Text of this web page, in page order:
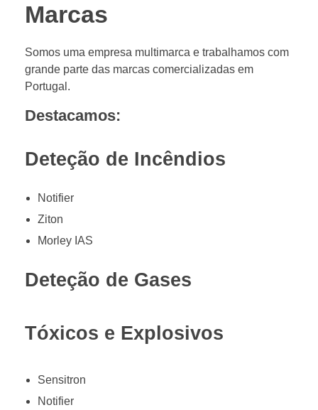
Marcas
Somos uma empresa multimarca e trabalhamos com
grande parte das marcas comercializadas em
Portugal.
Destacamos:
Deteção de Incêndios
Notifier
Ziton
Morley IAS
Deteção de Gases
Tóxicos e Explosivos
Sensitron
Notifier